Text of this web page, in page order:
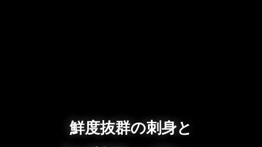
鮮度抜群の刺身と